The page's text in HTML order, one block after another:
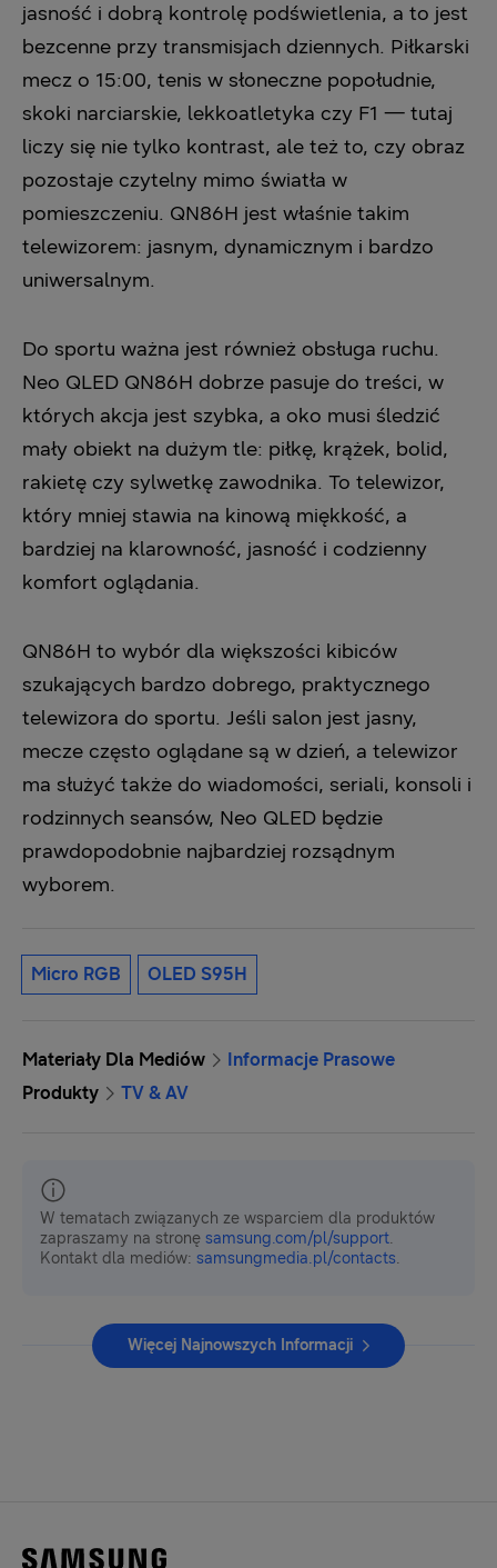
jasność i dobrą kontrolę podświetlenia, a to jest
bezcenne przy transmisjach dziennych. Piłkarski
mecz o 15:00, tenis w słoneczne popołudnie,
skoki narciarskie, lekkoatletyka czy F1 — tutaj
liczy się nie tylko kontrast, ale też to, czy obraz
pozostaje czytelny mimo światła w
pomieszczeniu. QN86H jest właśnie takim
telewizorem: jasnym, dynamicznym i bardzo
uniwersalnym.
Do sportu ważna jest również obsługa ruchu.
Neo QLED QN86H dobrze pasuje do treści, w
których akcja jest szybka, a oko musi śledzić
mały obiekt na dużym tle: piłkę, krążek, bolid,
rakietę czy sylwetkę zawodnika. To telewizor,
który mniej stawia na kinową miękkość, a
bardziej na klarowność, jasność i codzienny
komfort oglądania.
QN86H to wybór dla większości kibiców
szukających bardzo dobrego, praktycznego
telewizora do sportu. Jeśli salon jest jasny,
mecze często oglądane są w dzień, a telewizor
ma służyć także do wiadomości, seriali, konsoli i
rodzinnych seansów, Neo QLED będzie
prawdopodobnie najbardziej rozsądnym
wyborem.
Micro RGB OLED S95H
Materiały Dla Mediów
Informacje Prasowe
Produkty
TV & AV
W tematach związanych ze wsparciem dla produktów
zapraszamy na stronę samsung.com/pl/support.
Kontakt dla mediów: samsungmedia.pl/contacts.
Więcej Najnowszych Informacji